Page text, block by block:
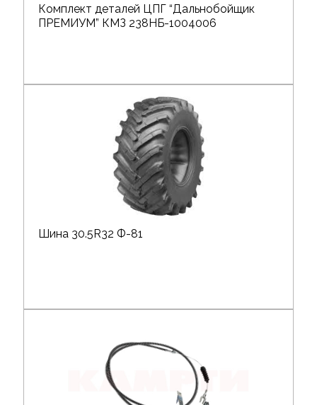
Комплект деталей ЦПГ “Дальнобойщик
ПРЕМИУМ” КМЗ 238НБ-1004006
Шина 30.5R32 Ф-81